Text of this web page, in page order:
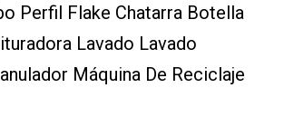
Perfil Flake Chatarra Botella
Lavado Lavado
Máquina De Reciclaje